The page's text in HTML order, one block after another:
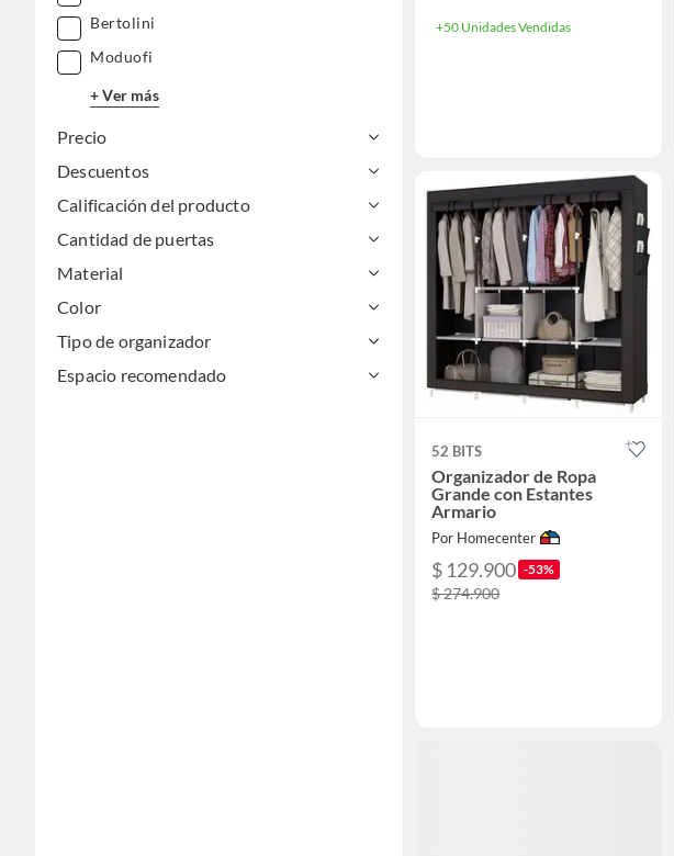
Bertolini
Moduofi
+ Ver más
Precio
Descuentos
Calificación del producto
Cantidad de puertas
Material
Color
Tipo de organizador
Espacio recomendado
+50 Unidades Vendidas
52 BITS
Organizador de Ropa
Grande con Estantes
Armario
Por Homecenter
$ 129.900 -53%
$ 274.900